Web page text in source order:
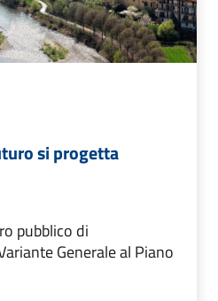
si progetta
pubblico di
Generale al Piano